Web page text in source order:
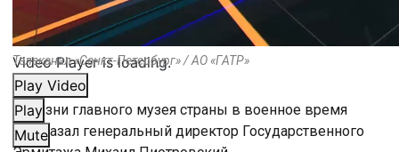
Video Player is loading.
Play Video
Play
Mute
Телеканал «Санкт-Петербург» / АО «ГАТР»
О жизни главного музея страны в военное время
рассказал генеральный директор Государственного